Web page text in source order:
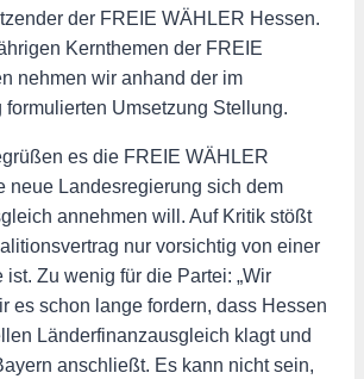
der FREIE WÄHLER Hessen.
Kernthemen der FREIE
nehmen wir anhand der im
formulierten Umsetzung Stellung.
es die FREIE WÄHLER
neue Landesregierung sich dem
annehmen will. Auf Kritik stößt
nur vorsichtig von einer
ist. Zu wenig für die Partei: „Wir
es schon lange fordern, dass Hessen
Länderfinanzausgleich klagt und
anschließt. Es kann nicht sein,